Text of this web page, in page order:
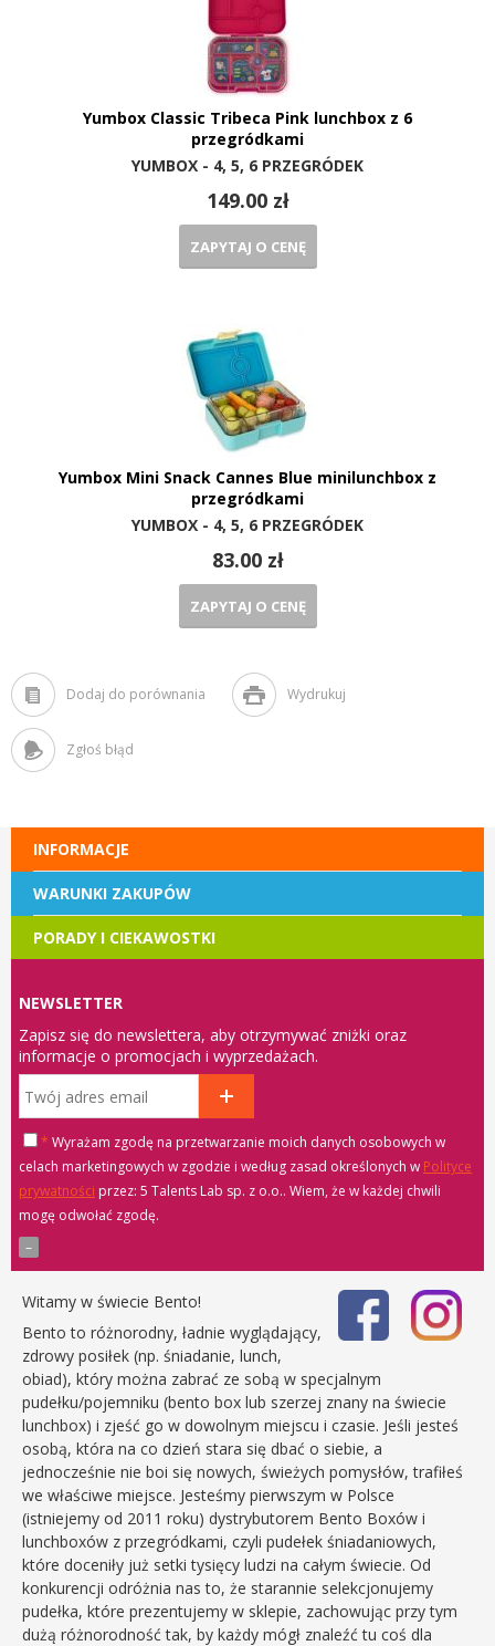
Yumbox Classic Tribeca Pink lunchbox z 6
przegródkami
YUMBOX - 4, 5, 6 PRZEGRÓDEK
149.00 zł
ZAPYTAJ O CENĘ
Yumbox Mini Snack Cannes Blue minilunchbox z
przegródkami
YUMBOX - 4, 5, 6 PRZEGRÓDEK
83.00 zł
ZAPYTAJ O CENĘ
Dodaj do porównania Wydrukuj
Zgłoś błąd
INFORMACJE
WARUNKI ZAKUPÓW
PORADY I CIEKAWOSTKI
NEWSLETTER
Zapisz się do newslettera, aby otrzymywać zniżki oraz
informacje o promocjach i wyprzedażach.
* Wyrażam zgodę na przetwarzanie moich danych osobowych w
celach marketingowych w zgodzie i według zasad określonych w Polityce
prywatności
przez: 5 Talents Lab sp. z o.o.. Wiem, że w każdej chwili
mogę odwołać zgodę.
Witamy w świecie Bento!
Bento to różnorodny, ładnie wyglądający,
zdrowy posiłek (np. śniadanie, lunch,
obiad), który można zabrać ze sobą w specjalnym
pudełku/pojemniku (bento box lub szerzej znany na świecie
lunchbox) i zjeść go w dowolnym miejscu i czasie. Jeśli jesteś
osobą, która na co dzień stara się dbać o siebie, a
jednocześnie nie boi się nowych, świeżych pomysłów, trafiłeś
we właściwe miejsce. Jesteśmy pierwszym w Polsce
(istniejemy od 2011 roku) dystrybutorem Bento Boxów i
lunchboxów z przegródkami, czyli pudełek śniadaniowych,
które doceniły już setki tysięcy ludzi na całym świecie. Od
konkurencji odróżnia nas to, że starannie selekcjonujemy
pudełka, które prezentujemy w sklepie, zachowując przy tym
dużą różnorodność tak, by każdy mógł znaleźć tu coś dla